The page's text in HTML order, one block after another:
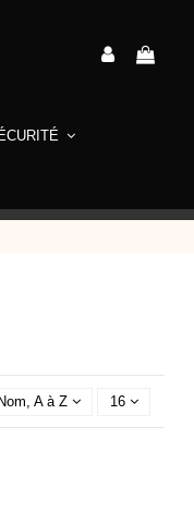
Nom, A à Z 16